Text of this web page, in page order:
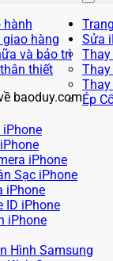
hành
hàng
và bảo trì
thiết
baoduy.com
Sửa
Ép
iPhone
Sạc iPhone
iPhone
ID iPhone
iPhone
Hình Samsung